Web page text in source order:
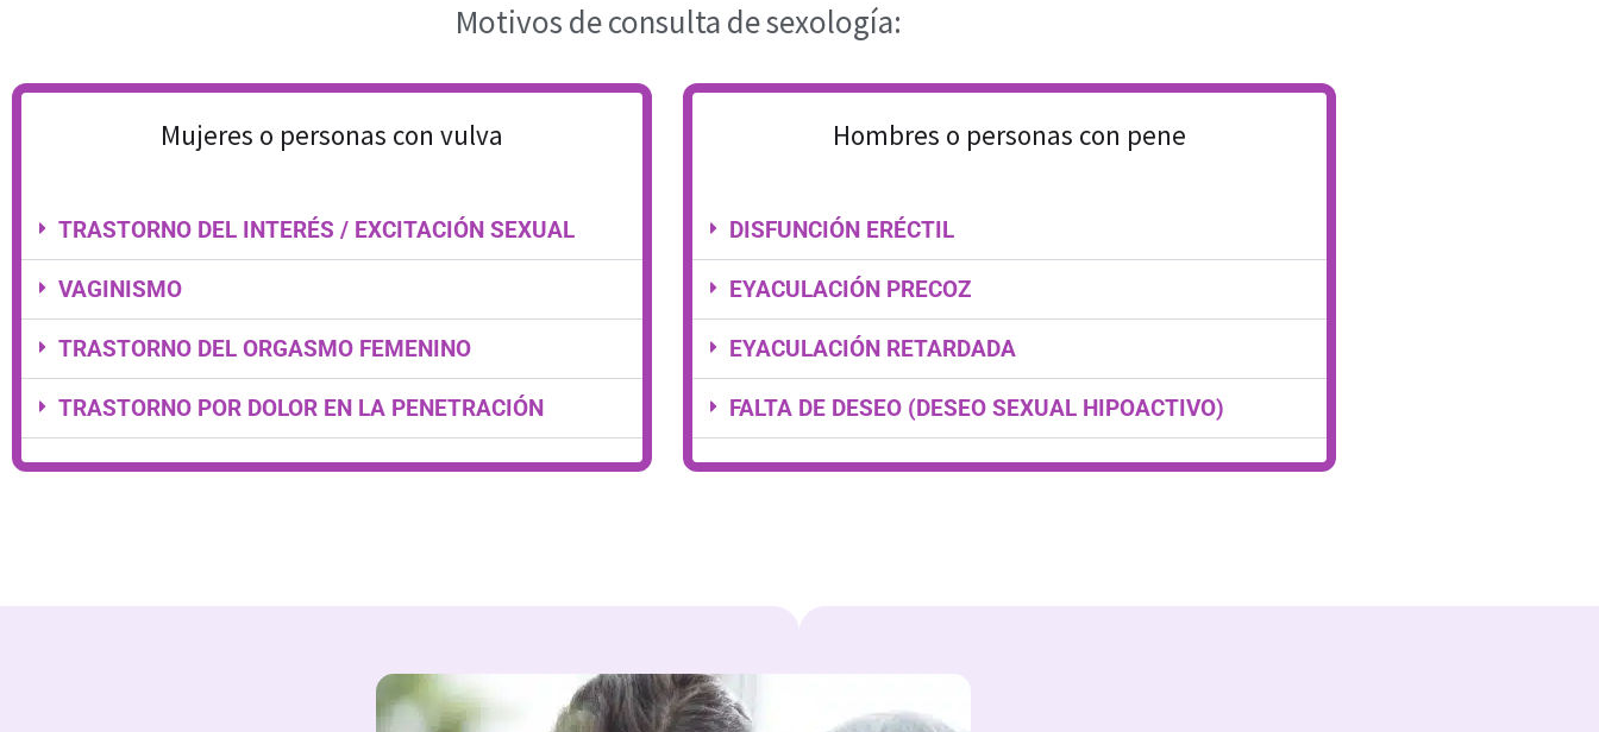
Motivos de consulta de sexología:
Mujeres o personas con vulva
TRASTORNO DEL INTERÉS / EXCITACIÓN SEXUAL
VAGINISMO
TRASTORNO DEL ORGASMO FEMENINO
TRASTORNO POR DOLOR EN LA PENETRACIÓN
Hombres o personas con pene
DISFUNCIÓN ERÉCTIL
EYACULACIÓN PRECOZ
EYACULACIÓN RETARDADA
FALTA DE DESEO (DESEO SEXUAL HIPOACTIVO)